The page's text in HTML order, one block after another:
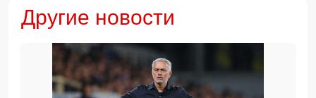
Другие новости